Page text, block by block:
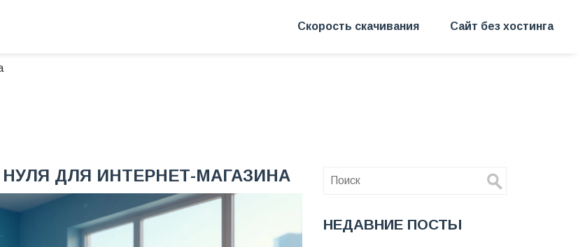
Скорость скачивания Сайт без хостинга
ДЛЯ ИНТЕРНЕТ-МАГАЗИНА
НЕДАВНИЕ ПОСТЫ